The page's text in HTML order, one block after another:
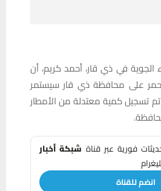
الجوية في ذي قار، أحمد كريم، أن
على محافظة ذي قار سيستمر
تسجيل كمية معتدلة من الأمطار
فورية عبر قناة شبكة أخبار
انضم للقناة